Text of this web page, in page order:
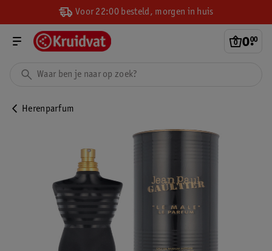
Voor 22:00 besteld, morgen in huis
0.
00
Herenparfum